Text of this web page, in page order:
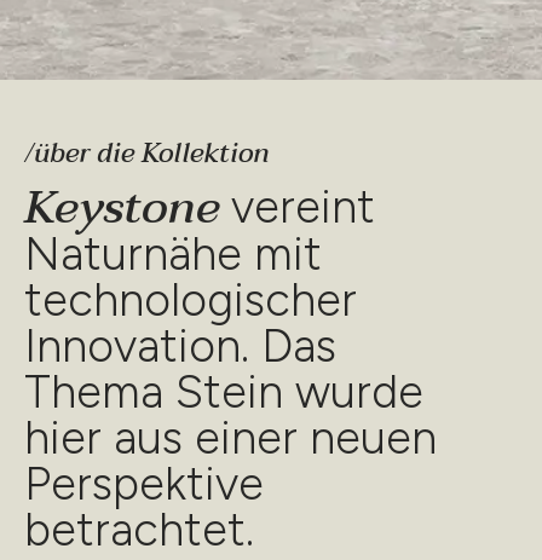
/über die Kollektion
Keystonevereint
Naturnähe mit
technologischer
Innovation. Das
Thema Stein wurde
hier aus einer neuen
Perspektive
betrachtet.